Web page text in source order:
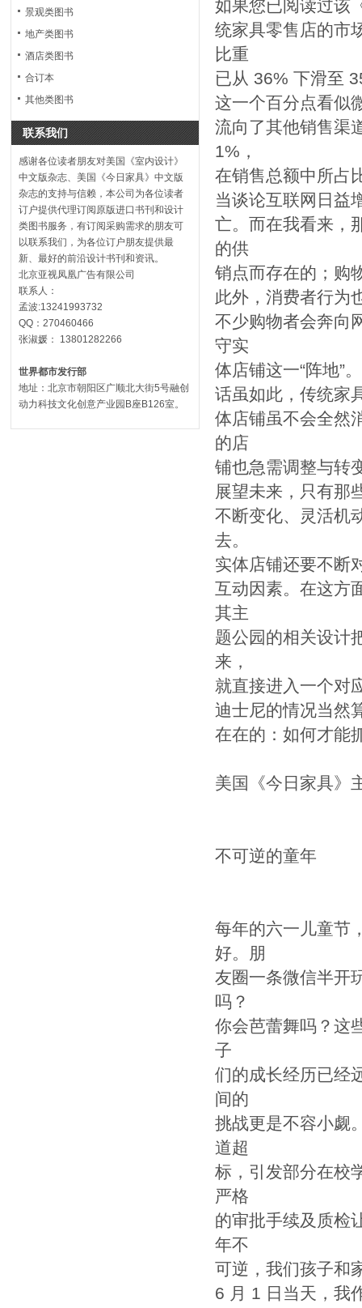
景观类图书
地产类图书
酒店类图书
合订本
其他类图书
联系我们
感谢各位读者朋友对美国《室内设计》
中文版杂志、美国《今日家具》中文版
杂志的支持与信赖，本公司为各位读者
订户提供代理订阅原版进口书刊和设计
类图书服务，有订阅采购需求的朋友可
以联系我们，为各位订户朋友提供最
新、最好的前沿设计书刊和资讯。
北京亚视凤凰广告有限公司
联系人：
孟波:13241993732
QQ：270460466
张淑媛： 13801282266
世界都市发行部
地址：北京市朝阳区广顺北大街5号融创
动力科技文化创意产业园B座B126室。
如果您已阅读过该
统家具零售店的市
比重
已从 36% 下滑至
这一个百分点看似
流向了其他销售渠
1%，
在销售总额中所占
当谈论互联网日益
亡。而在我看来，
的供
销点而存在的；购
此外，消费者行为
不少购物者会奔向
守实
体店铺这一“阵地”。
话虽如此，传统家
体店铺虽不会全然
的店
铺也急需调整与转
展望未来，只有那
不断变化、灵活机
去。
实体店铺还要不断
互动因素。在这方
其主
题公园的相关设计
来，
就直接进入一个对
迪士尼的情况当然
在在的：如何才能
美国《今日家具》
不可逆的童年
每年的六一儿童节
好。朋
友圈一条微信半开
吗？
你会芭蕾舞吗？这
子
们的成长经历已经
间的
挑战更是不容小觑
道超
标，引发部分在校
严格
的审批手续及质检
年不
可逆，我们孩子和
6 月 1 日当天，我